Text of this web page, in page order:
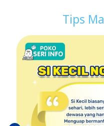
Tips